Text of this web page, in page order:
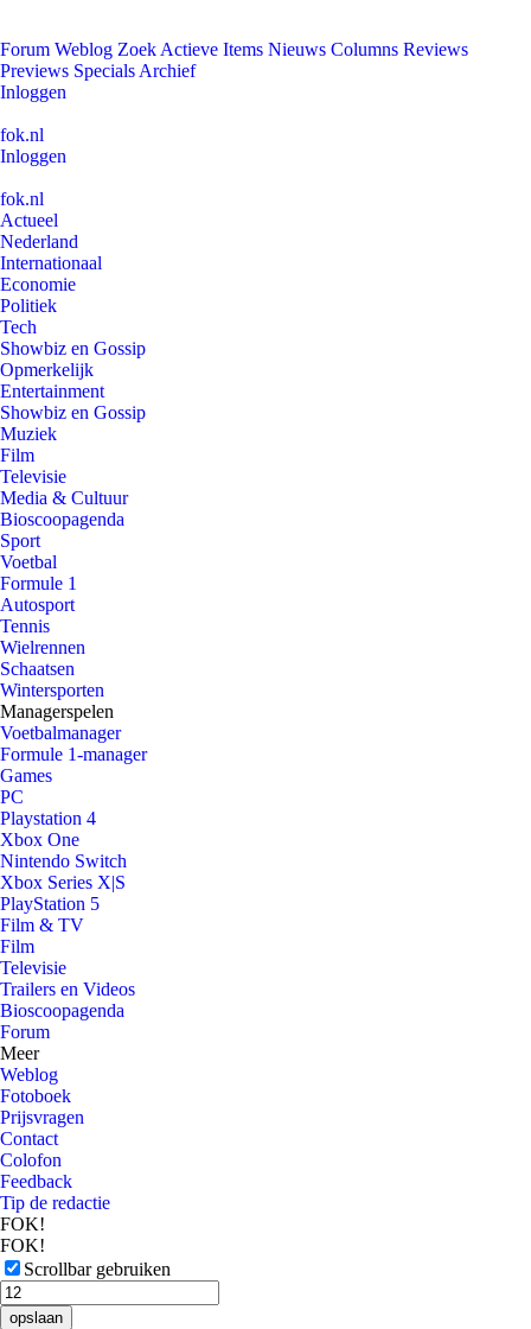
Forum Weblog Zoek Actieve Items Nieuws Columns Reviews
Previews Specials Archief
Inloggen
fok.nl
Inloggen
fok.nl
Actueel
Nederland
Internationaal
Economie
Politiek
Tech
Showbiz en Gossip
Opmerkelijk
Entertainment
Showbiz en Gossip
Muziek
Film
Televisie
Media & Cultuur
Bioscoopagenda
Sport
Voetbal
Formule 1
Autosport
Tennis
Wielrennen
Schaatsen
Wintersporten
Managerspelen
Voetbalmanager
Formule 1-manager
Games
PC
Playstation 4
Xbox One
Nintendo Switch
Xbox Series X|S
PlayStation 5
Film & TV
Film
Televisie
Trailers en Videos
Bioscoopagenda
Forum
Meer
Weblog
Fotoboek
Prijsvragen
Contact
Colofon
Feedback
Tip de redactie
FOK!
FOK!
Scrollbar gebruiken
opslaan